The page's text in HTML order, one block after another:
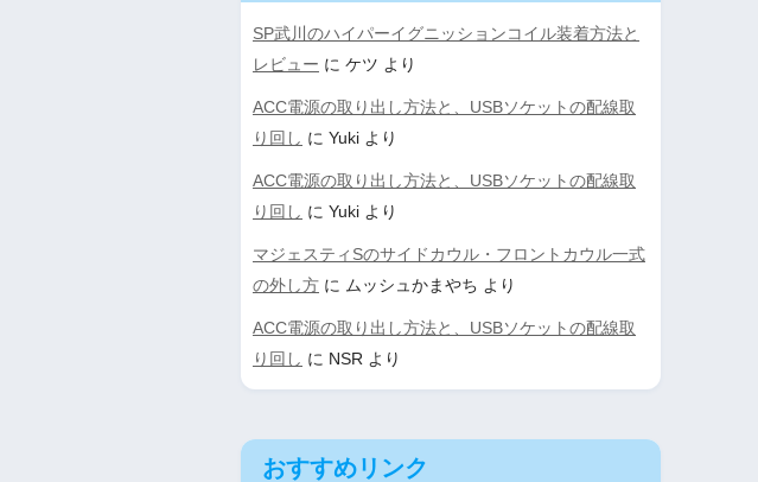
SP武川のハイパーイグニッションコイル装着方法と
レビュー に ケツ より
ACC電源の取り出し方法と、USBソケットの配線取
り回し に Yuki より
ACC電源の取り出し方法と、USBソケットの配線取
り回し に Yuki より
マジェスティSのサイドカウル・フロントカウル一式
の外し方 に ムッシュかまやち より
ACC電源の取り出し方法と、USBソケットの配線取
り回し に NSR より
おすすめリンク